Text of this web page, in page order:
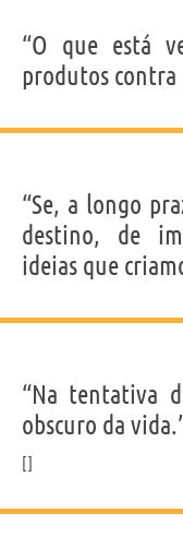
“O que está
produtos contra
“Se, a longo
destino, de
ideias que
“Na tentativa
obscuro da